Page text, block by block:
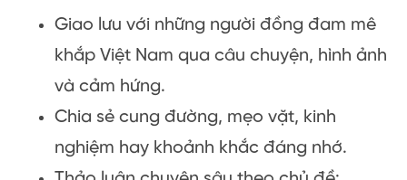
Giao lưu với những người đồng đam mê
khắp Việt Nam qua câu chuyện, hình ảnh
và cảm hứng.
Chia sẻ cung đường, mẹo vặt, kinh
nghiệm hay khoảnh khắc đáng nhớ.